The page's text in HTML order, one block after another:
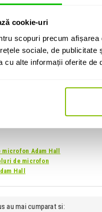
cookie-uri
scopuri precum
sociale, de
cu alte informații oferite
COMENTARII CLIENTI (
Adam Hall
de microfon
Hall
au mai cumparat si: